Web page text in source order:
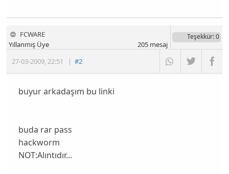
FCWARE
27-03-2009,22:51 |#2
Yıllanmış Üye
Teşekkür: 0
205mesaj
buyur arkadaşım bu linki
buda rar pass
hackworm
NOT:Alıntıdır...